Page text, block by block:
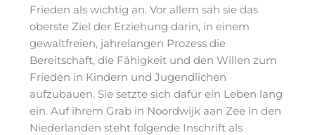
Frieden als wichtig an. Vor allem sah sie das
oberste Ziel der Erziehung darin, in einem
gewaltfreien, jahrelangen Prozess die
Bereitschaft, die Fähigkeit und den Willen zum
Frieden in Kindern und Jugendlichen
aufzubauen. Sie setzte sich dafür ein Leben lang
ein. Auf ihrem Grab in Noordwijk aan Zee in den
Niederlanden steht folgende Inschrift als